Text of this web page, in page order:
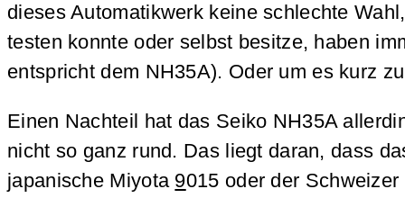
dieses Automatikwerk keine schlechte
testen konnte oder selbst besitze, haben
entspricht dem NH35A). Oder um es kurz
Einen Nachteil hat das Seiko NH35A
nicht so ganz rund. Das liegt daran, dass
japanische Miyota 9015 oder der